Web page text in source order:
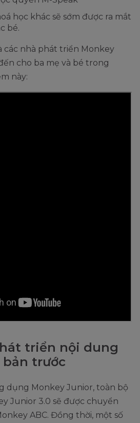
học khác sẽ sớm được ra mắt
bé.
các nhà phát triển Monkey
cho ba mẹ và bé trong
này:
triển nội dung
trước
dụng Monkey Junior, toàn bộ
Junior 3.0 sẽ được chuyển
ABC. Đồng thời, một số